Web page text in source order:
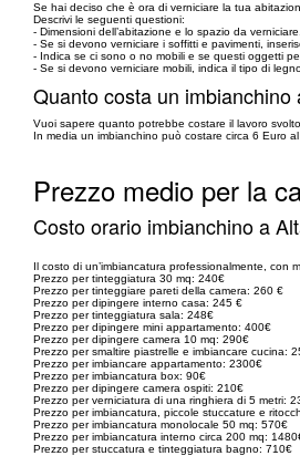
Se hai deciso che è ora di verniciare la tua
Descrivi le seguenti questioni:
- Dimensioni dell’abitazione e lo spazio da verniciare.
- Se si devono verniciare i soffitti e pavimenti,
- Indica se ci sono o no mobili e se questi oggetti
- Se si devono verniciare mobili, indica il tipo di
Quanto costa un
Vuoi sapere quanto potrebbe costare il lavoro
In media un imbianchino può costare circa 6 Euro
Prezzo medio per la
Costo orario imbianchino a
Il costo di un’imbiancatura professionalmente, con
Prezzo per tinteggiatura 30 mq: 240€
Prezzo per tinteggiare pareti della camera: 260 €
Prezzo per dipingere interno casa: 245 €
Prezzo per tinteggiatura sala: 248€
Prezzo per dipingere mini appartamento: 400€
Prezzo per dipingere camera 10 mq: 290€
Prezzo per smaltire piastrelle e imbiancare cucina:
Prezzo per imbiancare appartamento: 2300€
Prezzo per imbiancatura box: 90€
Prezzo per dipingere camera ospiti: 210€
Prezzo per verniciatura di una ringhiera di 5 metri:
Prezzo per imbiancatura, piccole stuccature e
Prezzo per imbiancatura monolocale 50 mq: 570€
Prezzo per imbiancatura interno circa 200 mq:
Prezzo per stuccatura e tinteggiatura bagno: 710€